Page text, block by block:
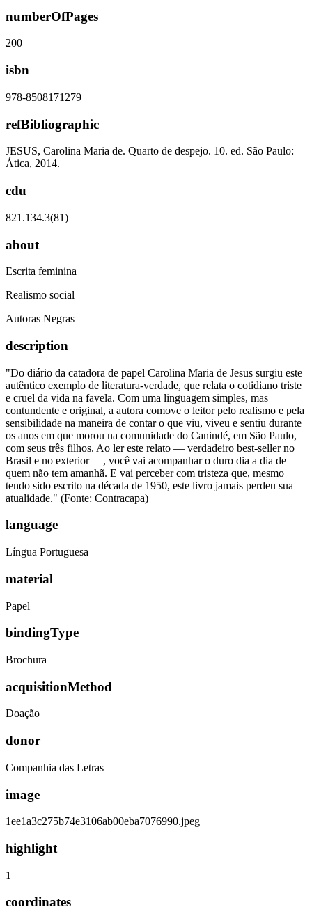
numberOfPages
200
isbn
978-8508171279
refBibliographic
JESUS, Carolina Maria de. Quarto de despejo. 10. ed. São Paulo:
Ática, 2014.
cdu
821.134.3(81)
about
Escrita feminina
Realismo social
Autoras Negras
description
"Do diário da catadora de papel Carolina Maria de Jesus surgiu este
autêntico exemplo de literatura-verdade, que relata o cotidiano triste
e cruel da vida na favela. Com uma linguagem simples, mas
contundente e original, a autora comove o leitor pelo realismo e pela
sensibilidade na maneira de contar o que viu, viveu e sentiu durante
os anos em que morou na comunidade do Canindé, em São Paulo,
com seus três filhos. Ao ler este relato — verdadeiro best-seller no
Brasil e no exterior —, você vai acompanhar o duro dia a dia de
quem não tem amanhã. E vai perceber com tristeza que, mesmo
tendo sido escrito na década de 1950, este livro jamais perdeu sua
atualidade." (Fonte: Contracapa)
language
Língua Portuguesa
material
Papel
bindingType
Brochura
acquisitionMethod
Doação
donor
Companhia das Letras
image
1ee1a3c275b74e3106ab00eba7076990.jpeg
highlight
1
coordinates